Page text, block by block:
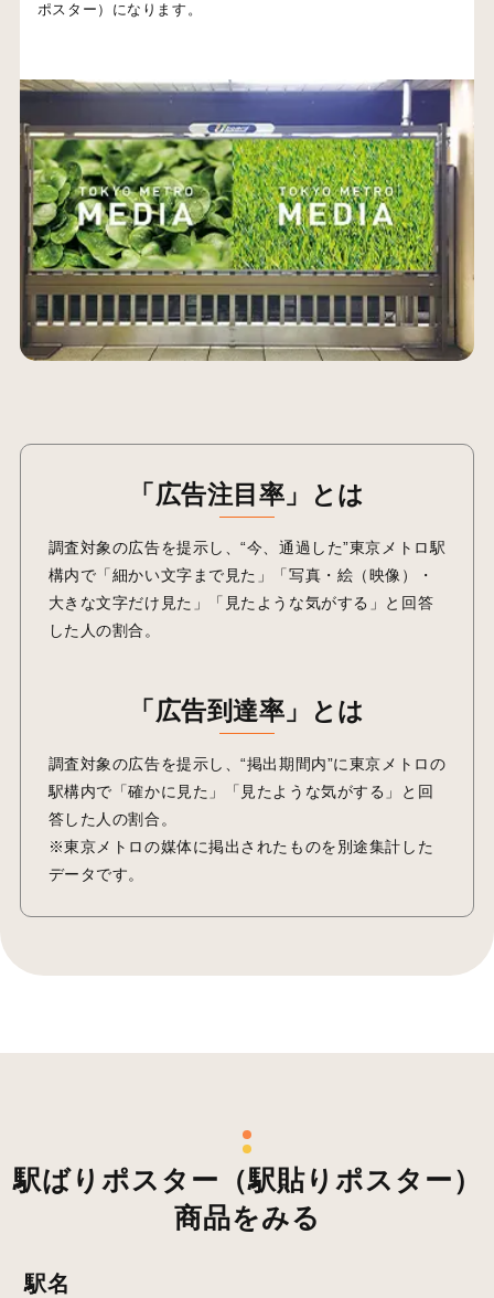
ポスター）になります。
「広告注目率」とは
調査対象の広告を提示し、“今、通過した”東京メトロ駅
構内で「細かい文字まで見た」「写真・絵（映像）・
大きな文字だけ見た」「見たような気がする」と回答
した人の割合。
「広告到達率」とは
調査対象の広告を提示し、“掲出期間内”に東京メトロの
駅構内で「確かに見た」「見たような気がする」と回
答した人の割合。
※東京メトロの媒体に掲出されたものを別途集計した
データです。
駅ばりポスター（駅貼りポスター）
商品をみる
駅名